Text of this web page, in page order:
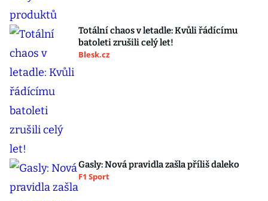
Totální chaos v letadle: Kvůli řádícímu
batoleti zrušili celý let!
Blesk.cz
Gasly: Nová pravidla zašla příliš daleko
F1 Sport